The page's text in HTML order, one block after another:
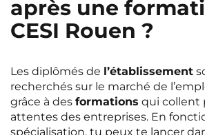
après une
CESI Rouen ?
Les diplômés de l’établissement
recherchés sur le marché de
grâce à des formations qui collent
attentes des entreprises. En
spécialisation, tu peux te lancer